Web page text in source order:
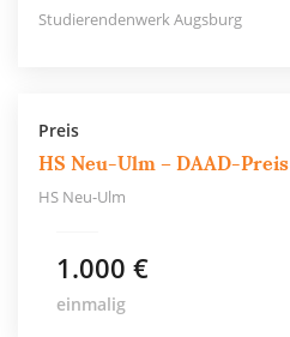
Studierendenwerk Augsburg
Preis
HS Neu-Ulm – DAAD-Preis
HS Neu-Ulm
1.000 €
einmalig